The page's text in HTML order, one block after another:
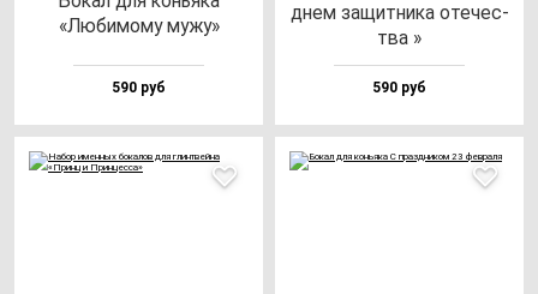
«Люби­мо­му му­жу»
590 руб
днем за­щит­ни­ка оте­чес­
тва »
590 руб